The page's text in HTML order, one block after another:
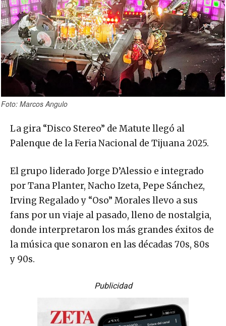
Foto: Marcos Angulo
La gira “Disco Stereo” de Matute llegó al
Palenque de la Feria Nacional de Tijuana 2025.
El grupo liderado Jorge D’Alessio e integrado
por Tana Planter, Nacho Izeta, Pepe Sánchez,
Irving Regalado y “Oso” Morales llevo a sus
fans por un viaje al pasado, lleno de nostalgia,
donde interpretaron los más grandes éxitos de
la música que sonaron en las décadas 70s, 80s
y 90s.
Publicidad